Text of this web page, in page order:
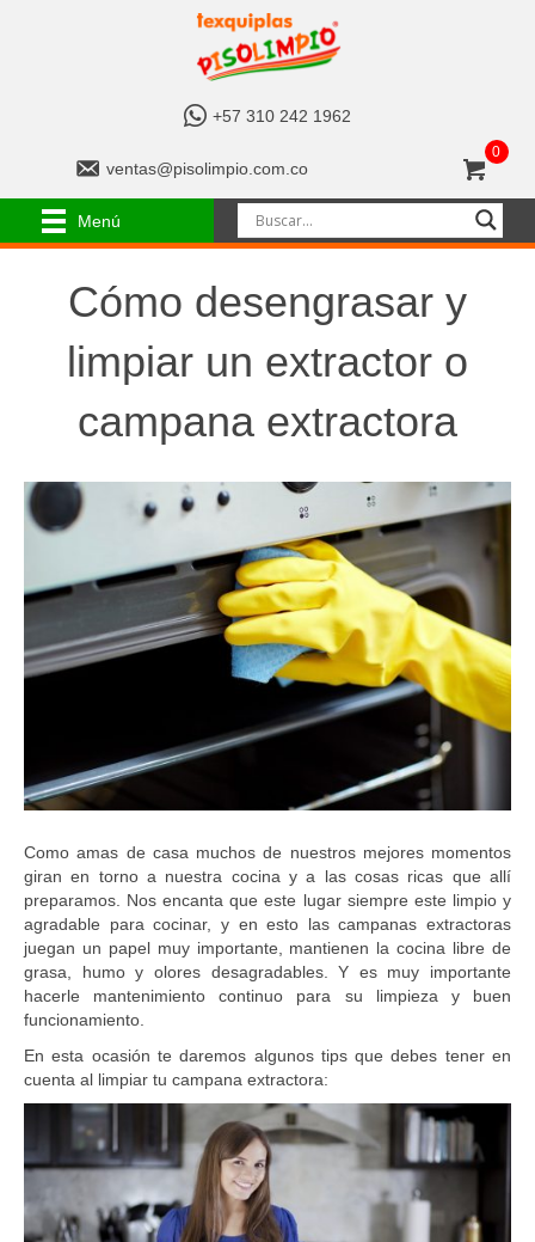
+
7
2
9
6
+57 310 242 1962
v
@
i
s
l
.
m
.
ventas@pisolimpio.com.co
0
Menú
Cómo desengrasar y
limpiar un extractor o
campana extractora
Como amas de casa muchos de nuestros mejores momentos
giran en torno a nuestra cocina y a las cosas ricas que allí
preparamos. Nos encanta que este lugar siempre este limpio y
agradable para cocinar, y en esto las campanas extractoras
juegan un papel muy importante, mantienen la cocina libre de
grasa, humo y olores desagradables. Y es muy importante
hacerle mantenimiento continuo para su limpieza y buen
funcionamiento.
En esta ocasión te daremos algunos tips que debes tener en
cuenta al limpiar tu campana extractora: